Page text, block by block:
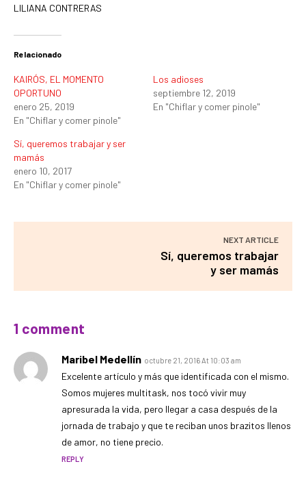
LILIANA CONTRERAS
Relacionado
KAIRÓS, EL MOMENTO
OPORTUNO
enero 25, 2019
En "Chiflar y comer pinole"
Los adioses
septiembre 12, 2019
En "Chiflar y comer pinole"
Sí, queremos trabajar y ser
mamás
enero 10, 2017
En "Chiflar y comer pinole"
NEXT ARTICLE
Sí, queremos trabajar
y ser mamás
1 comment
Maribel Medellín octubre 21, 2016 At 10:03 am
Excelente artículo y más que identificada con el mismo.
Somos mujeres multitask, nos tocó vivir muy
apresurada la vida, pero llegar a casa después de la
jornada de trabajo y que te reciban unos brazitos llenos
de amor, no tiene precio.
REPLY